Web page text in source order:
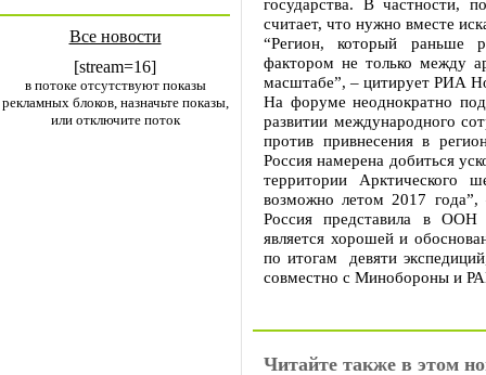
Все новости
[stream=16]
в потоке отсутствуют показы
рекламных блоков, назначьте показы,
или отключите поток
государства. В частности,
считает, что нужно вместе
“Регион, который раньше
фактором не только между
масштабе”, – цитирует РИА
На форуме неоднократно
развитии международного
против привнесения в
Россия намерена добиться
территории Арктического
возможно летом 2017
Россия представила в ООН
является хорошей и
по итогам девяти
совместно с Минобороны и
Читайте также в этом